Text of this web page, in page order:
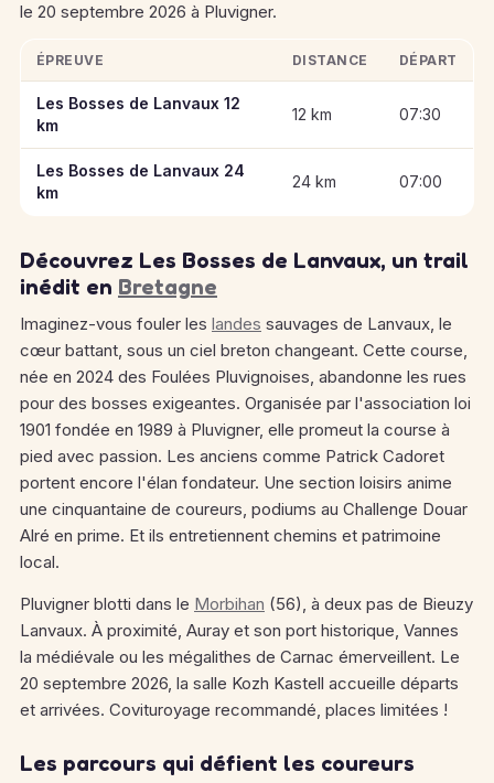
le 20 septembre 2026 à Pluvigner.
Informations clés des épreuves de Les Bosses de Lanvaux
ÉPREUVE DISTANCE DÉPART
Les Bosses de Lanvaux 12
km
12 km 07:30
Les Bosses de Lanvaux 24
km
24 km 07:00
Découvrez Les Bosses de Lanvaux, un trail
inédit en Bretagne
Imaginez-vous fouler les landes sauvages de Lanvaux, le
cœur battant, sous un ciel breton changeant. Cette course,
née en 2024 des Foulées Pluvignoises, abandonne les rues
pour des bosses exigeantes. Organisée par l'association loi
1901 fondée en 1989 à Pluvigner, elle promeut la course à
pied avec passion. Les anciens comme Patrick Cadoret
portent encore l'élan fondateur. Une section loisirs anime
une cinquantaine de coureurs, podiums au Challenge Douar
Alré en prime. Et ils entretiennent chemins et patrimoine
local.
Pluvigner blotti dans le Morbihan (56), à deux pas de Bieuzy
Lanvaux. À proximité, Auray et son port historique, Vannes
la médiévale ou les mégalithes de Carnac émerveillent. Le
20 septembre 2026, la salle Kozh Kastell accueille départs
et arrivées. Covituroyage recommandé, places limitées !
Les parcours qui défient les coureurs